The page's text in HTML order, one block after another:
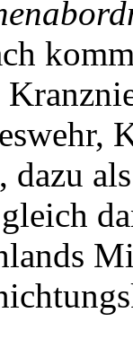
dazu